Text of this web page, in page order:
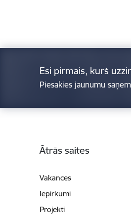
Esi pirmais, kurš
Piesakies jaunumu
Ātrās saites
Vakances
Iepirkumi
Projekti